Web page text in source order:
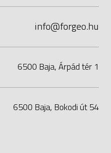
uh.oegrof@ofni
6500 Baja, Árpád tér 1
6500 Baja, Bokodi út 54